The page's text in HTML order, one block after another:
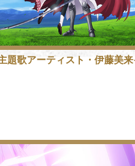
題歌アーティスト・伊藤美